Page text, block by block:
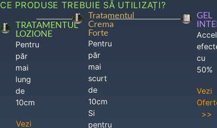
CE PRODUSE TREBUIE SĂ UTILIZAȚI?
TRATAMENTUL
LOZIONE
Pentru
păr
mai
lung
de
10cm
Vezi
Tratamentul
Crema
Forte
Pentru
păr
mai
scurt
de
10cm
Si
pentru
GEL
cu
50%
Vezi
>>